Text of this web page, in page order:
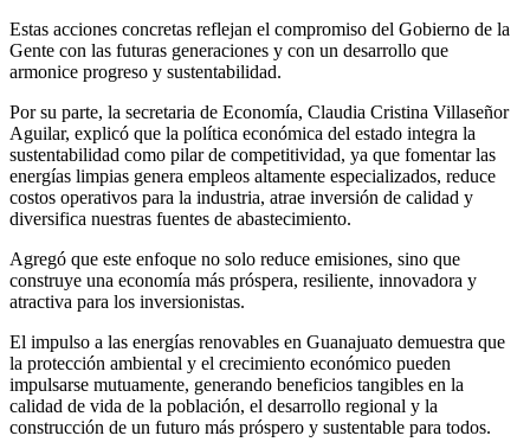
Estas acciones concretas reflejan el compromiso del Gobierno de la
Gente con las futuras generaciones y con un desarrollo que
armonice progreso y sustentabilidad.
Por su parte, la secretaria de Economía, Claudia Cristina Villaseñor
Aguilar, explicó que la política económica del estado integra la
sustentabilidad como pilar de competitividad, ya que fomentar las
energías limpias genera empleos altamente especializados, reduce
costos operativos para la industria, atrae inversión de calidad y
diversifica nuestras fuentes de abastecimiento.
Agregó que este enfoque no solo reduce emisiones, sino que
construye una economía más próspera, resiliente, innovadora y
atractiva para los inversionistas.
El impulso a las energías renovables en Guanajuato demuestra que
la protección ambiental y el crecimiento económico pueden
impulsarse mutuamente, generando beneficios tangibles en la
calidad de vida de la población, el desarrollo regional y la
construcción de un futuro más próspero y sustentable para todos.